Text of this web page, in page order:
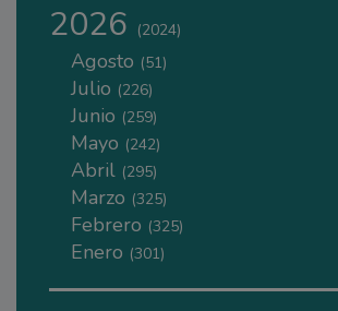
2026 (2024)
Agosto (51)
Julio (226)
Junio (259)
Mayo (242)
Abril (295)
Marzo (325)
Febrero (325)
Enero (301)